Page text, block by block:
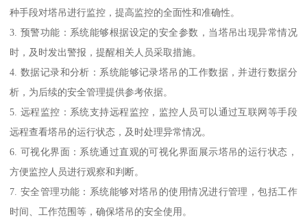
种手段对塔吊进行监控，提高监控的全面性和准确性。
3. 预警功能：系统能够根据设定的安全参数，当塔吊出现异常情况
时，及时发出警报，提醒相关人员采取措施。
4. 数据记录和分析：系统能够记录塔吊的工作数据，并进行数据分
析，为后续的安全管理提供参考依据。
5. 远程监控：系统支持远程监控，监控人员可以通过互联网等手段
远程查看塔吊的运行状态，及时处理异常情况。
6. 可视化界面：系统通过直观的可视化界面展示塔吊的运行状态，
方便监控人员进行观察和判断。
7. 安全管理功能：系统能够对塔吊的使用情况进行管理，包括工作
时间、工作范围等，确保塔吊的安全使用。